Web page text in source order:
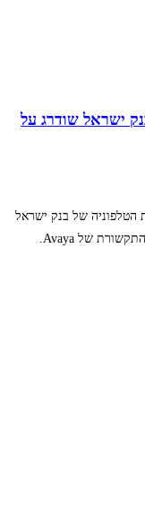
ישראל שודרג על
הטלפוניה של בנק ישראל
לדור החדש של טלפוניית ה- IP באמצעות פתרונות התקשורת של Avaya.